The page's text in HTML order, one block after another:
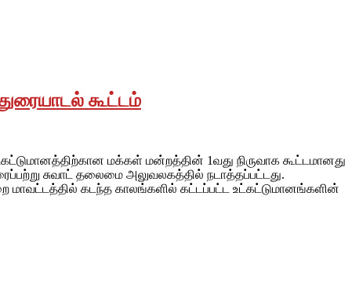
கூட்டம்
மக்கள் மன்றத்தின் 1வது நிருவாக கூட்டமானது
சுவாட் தலைமை அலுவலகத்தில் நடாத்தப்பட்டது.
மாவட்டத்தில் கடந்த காலங்களில் கட்டப்பட்ட உட்கட்டுமானங்களின்